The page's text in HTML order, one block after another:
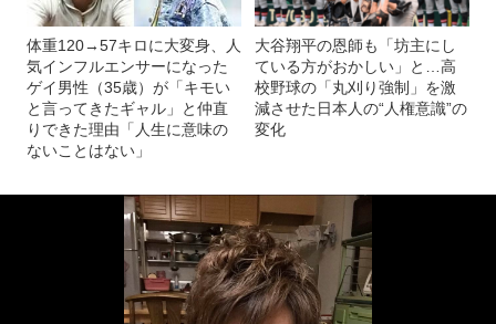
体重120→57キロに大変身、人
気インフルエンサーになった
ゲイ男性（35歳）が「キモい
と言ってきたギャル」と仲直
りできた理由「人生に意味の
ないことはない」
大谷翔平の恩師も「坊主にし
ている方がおかしい」と…高
校野球の「丸刈り強制」を激
減させた日本人の“人権意識”の
変化